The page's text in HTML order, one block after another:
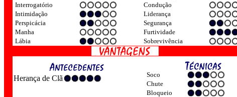
Interrogatório
Condução
Intimidação
Liderança
Perspicácia
Segurança
Manha
Furtividade
Lábia
Sobrevivência
Herança de Clã
Soco
Chute
Bloqueio